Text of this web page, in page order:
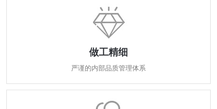
做工精细
严谨的内部品质管理体系